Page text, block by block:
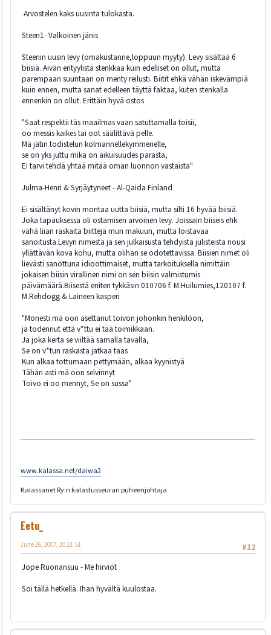
Arvostelen kaks uusinta tulokasta.
Steen1- Valkoinen jänis
Steenin uusin levy (omakustanne,loppuun myyty). Levy sisältää 6
biisiä. Aivan erityylistä stenkkaa kuin edelliset on ollut, mutta
parempaan suuntaan on menty reilusti. Biitit ehkä vähän iskevämpiä
kuin ennen, mutta sanat edelleen täyttä faktaa, kuten stenkalla
ennenkin on ollut. Erittäin hyvä ostos
"Saat respektii täs maailmas vaan satuttamalla toisii,
oo messis kaikes tai oot säälittävä pelle.
Mä jätin todistelun kolmannellekymmenelle,
se on yks juttu mikä on aikuisuudes parasta,
Ei tarvi tehdä yhtää mitää oman luonnon vastaista"
Julma-Henri & Syrjäytyneet - Al-Qaida Finland
Ei sisältänyt kovin montaa uutta biisiä, mutta silti 16 hyvää biisiä.
Joka tapauksessa oli ostamisen arvoinen levy. Joissain biiseis ehk
vähä liian raskaita biittejä mun makuun, mutta loistavaa
sanoitusta.Levyn nimestä ja sen julkaisusta tehdyistä julisteista nousi
yllättävän kova kohu, mutta olihan se odotettavissa. Biisien nimet oli
lievästi sanottuna idioottimaiset, mutta tarkoituksella nimittäin
jokaisen biisin virallinen nimi on sen biisin valmistumis
päivämäärä.Biisestä eniten tykkäsin 010706 f. M.Huilumies,120107 f.
M.Rehdogg & Laineen kasperi
"Monesti mä oon asettanut toivon johonkin henkilöön,
ja todennut että v*ttu ei tää toimikkaan.
Ja joka kerta se viiltää samalla tavalla,
Se on v*tun raskasta jatkaa taas
Kun alkaa tottumaan pettymään, alkaa kyynistyä
Tähän asti mä oon selvinnyt
Toivo ei oo mennyt, Se on sussa"
www.kalassa.net/daiwa2
Kalassanet Ry:n kalastusseuran puheenjohtaja
Eetu_
#12
June 26, 2007, 20:21:51
Jope Ruonansuu - Me hirviöt
Soi tällä hetkellä. Ihan hyvältä kuulostaa.